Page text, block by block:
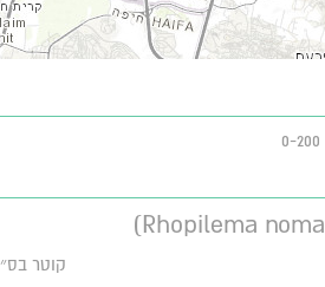
קוטר